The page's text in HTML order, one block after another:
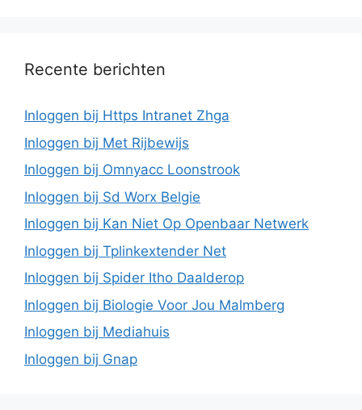
Recente berichten
Inloggen bij Https Intranet Zhga
Inloggen bij Met Rijbewijs
Inloggen bij Omnyacc Loonstrook
Inloggen bij Sd Worx Belgie
Inloggen bij Kan Niet Op Openbaar Netwerk
Inloggen bij Tplinkextender Net
Inloggen bij Spider Itho Daalderop
Inloggen bij Biologie Voor Jou Malmberg
Inloggen bij Mediahuis
Inloggen bij Gnap